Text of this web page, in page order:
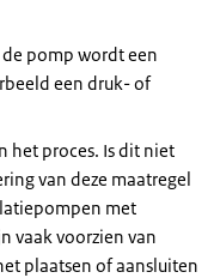
pomp wordt een
een druk- of
het proces. Is dit niet
van deze maatregel
met
vaak voorzien van
plaatsen of aansluiten